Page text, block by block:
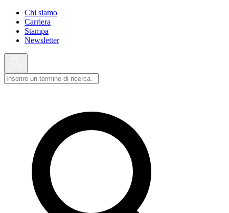
Chi siamo
Carriera
Stampa
Newsletter